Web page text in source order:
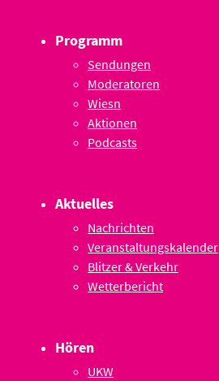
Programm
Sendungen
Moderatoren
Wiesn
Aktionen
Podcasts
Aktuelles
Nachrichten
Veranstaltungskalender
Blitzer & Verkehr
Wetterbericht
Hören
UKW